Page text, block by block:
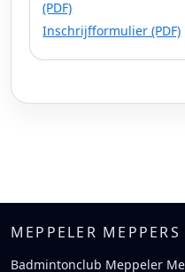
(PDF)
Inschrijfformulier (PDF)
MEPPELER MEPPERS
Badmintonclub Meppeler